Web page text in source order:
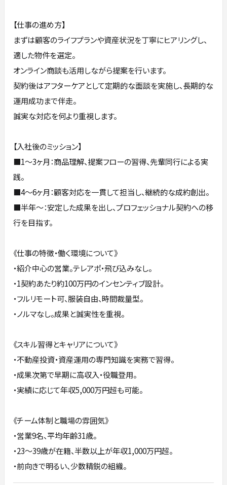
【仕事の進め方】
まずは顧客のライフプランや資産状況を丁寧にヒアリングし、
適した物件を選定。
オンライン商談も活用しながら提案を行います。
契約後はアフターケアとして定期的な面談を実施し、長期的な
運用成功まで伴走。
誠実な対応を何より重視します。
【入社後のミッション】
■1〜3ヶ月：商品理解、提案フローの習得、先輩同行による実
践。
■4〜6ヶ月：顧客対応を一貫して担当し、継続的な成約創出。
■半年〜：安定した成果を出し、プロフェッショナル契約への移
行を目指す。
《仕事の特徴・働く環境について》
・紹介中心の営業。テレアポ・飛び込みなし。
・1契約あたり約100万円のインセンティブ設計。
・フルリモート可、服装自由、時間裁量型。
・ノルマなし。成果と誠実性を重視。
《スキル習得とキャリアについて》
・不動産投資・資産運用の専門知識を実務で習得。
・成果次第で早期に高収入・役職登用。
・実績に応じて年収5,000万円超も可能。
《チーム体制と職場の雰囲気》
・営業9名、平均年齢31歳。
・23〜39歳が在籍、半数以上が年収1,000万円超。
・前向きで明るい、少数精鋭の組織。